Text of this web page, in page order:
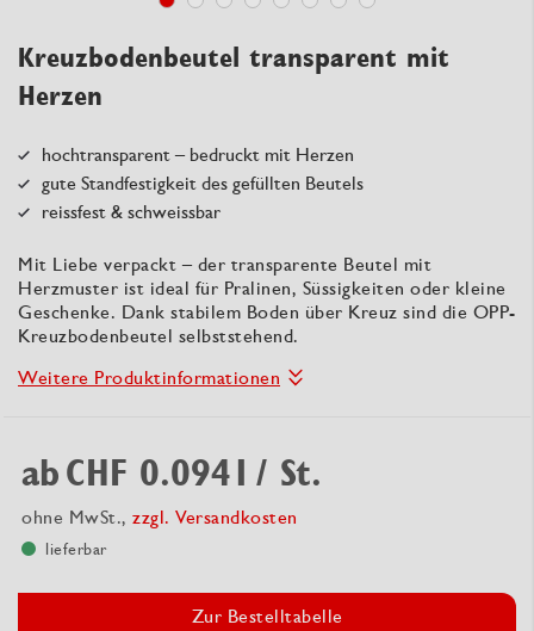
Kreuzbodenbeutel transparent mit
Herzen
hochtransparent – bedruckt mit Herzen
gute Standfestigkeit des gefüllten Beutels
reissfest & schweissbar
Mit Liebe verpackt – der transparente Beutel mit
Herzmuster ist ideal für Pralinen, Süssigkeiten oder kleine
Geschenke. Dank stabilem Boden über Kreuz sind die OPP-
Kreuzbodenbeutel selbststehend.
Weitere Produktinformationen
abCHF 0.0941 / St.
ohne MwSt., zzgl. Versandkosten
lieferbar
Zur Bestelltabelle